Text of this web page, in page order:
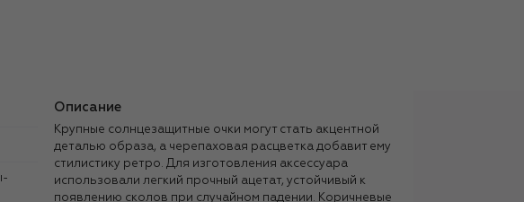
Описание
Крупные солнцезащитные очки могут стать акцентной
деталью образа, а черепаховая расцветка добавит ему
стилистику ретро. Для изготовления аксессуара
использовали легкий прочный ацетат, устойчивый к
появлению сколов при случайном падении. Коричневые